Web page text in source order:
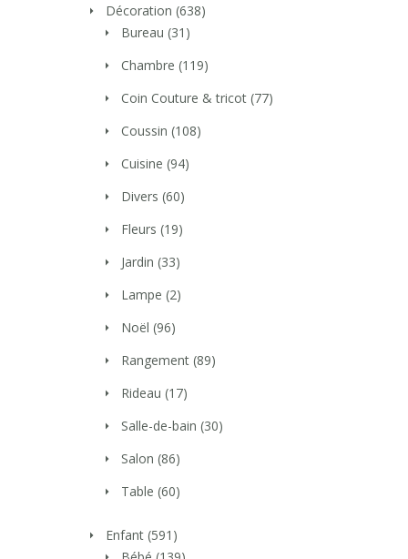
Décoration (638)
Bureau (31)
Chambre (119)
Coin Couture & tricot (77)
Coussin (108)
Cuisine (94)
Divers (60)
Fleurs (19)
Jardin (33)
Lampe (2)
Noël (96)
Rangement (89)
Rideau (17)
Salle-de-bain (30)
Salon (86)
Table (60)
Enfant (591)